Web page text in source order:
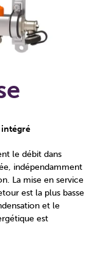
intégré
le débit dans
indépendamment
La mise en service
est la plus basse
et le
est